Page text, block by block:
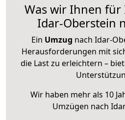
Was wir Ihnen
Idar-Oberstein
Ein Umzug nach Idar-
Herausforderungen mit
die Last zu erleichtern –
Wir haben mehr als 10
Umzügen nach